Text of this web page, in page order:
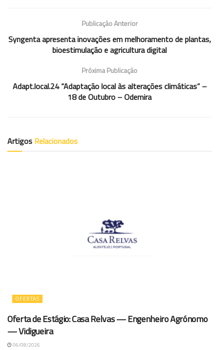
Publicação Anterior
Syngenta apresenta inovações em melhoramento de plantas,
bioestimulação e agricultura digital
Próxima Publicação
Adapt.local.24 “Adaptação local às alterações climáticas” –
18 de Outubro – Odemira
Artigos Relacionados
OFERTAS
Oferta de Estágio: Casa Relvas — Engenheiro Agrónomo
— Vidigueira
06/08/2026